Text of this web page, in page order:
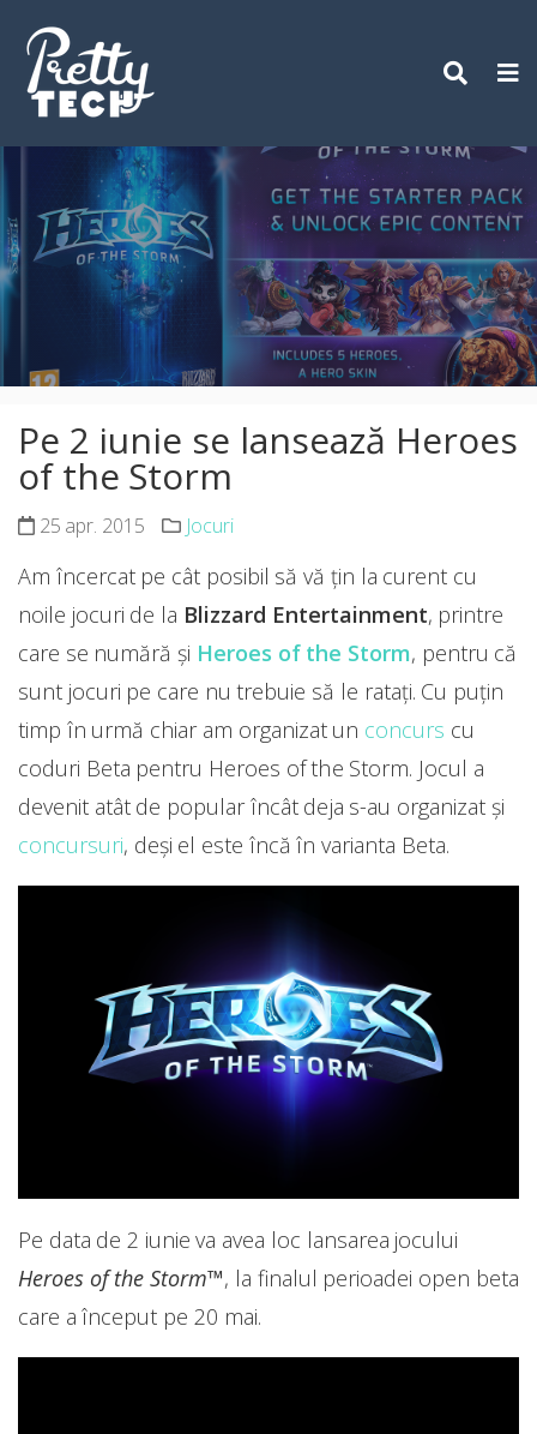
content
Pe 2 iunie se lansează Heroes
of the Storm
25 apr. 2015 Jocuri
Am încercat pe cât posibil să vă țin la curent cu
noile jocuri de la Blizzard Entertainment, printre
care se numără și Heroes of the Storm, pentru că
sunt jocuri pe care nu trebuie să le ratați. Cu puțin
timp în urmă chiar am organizat un concurs cu
coduri Beta pentru Heroes of the Storm. Jocul a
devenit atât de popular încât deja s-au organizat și
concursuri, deși el este încă în varianta Beta.
Pe data de 2 iunie va avea loc lansarea jocului
Heroes of the Storm™, la finalul perioadei open beta
care a început pe 20 mai.